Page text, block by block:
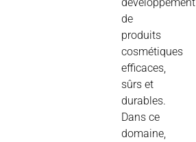
de
produits
cosmétiques
efficaces,
sûrs et
durables.
Dans ce
domaine,